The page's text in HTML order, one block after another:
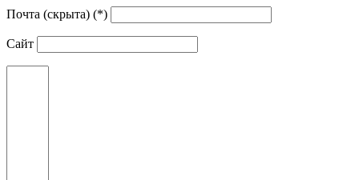
Почта (скрыта) (*)
Сайт